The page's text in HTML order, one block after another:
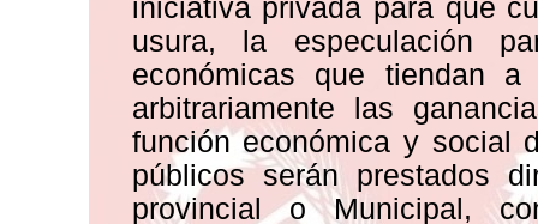
iniciativa privada para que
usura, la especulación
económicas que tiendan
arbitrariamente las
función económica y social
públicos serán prestados
provincial o Municipal,